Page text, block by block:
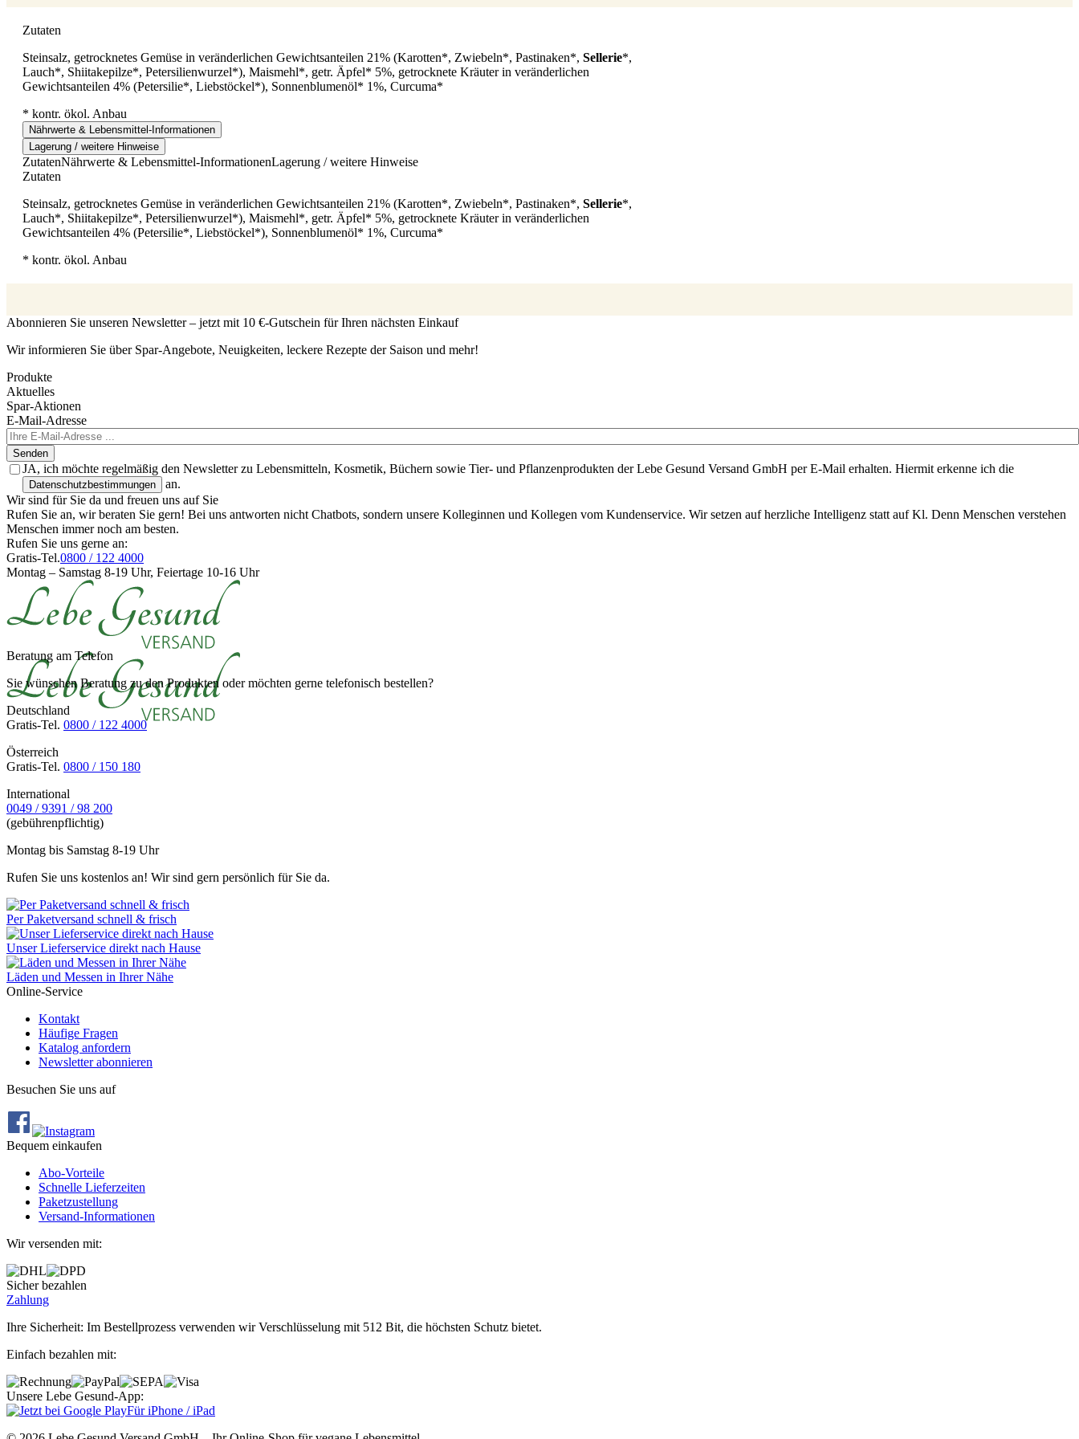
Zutaten
Steinsalz, getrocknetes Gemüse in veränderlichen Gewichtsanteilen 21% (Karotten*, Zwiebeln*, Pastinaken*, Sellerie*,
Lauch*, Shiitakepilze*, Petersilienwurzel*), Maismehl*, getr. Äpfel* 5%, getrocknete Kräuter in veränderlichen
Gewichtsanteilen 4% (Petersilie*, Liebstöckel*), Sonnenblumenöl* 1%, Curcuma*
* kontr. ökol. Anbau
Nährwerte & Lebensmittel-Informationen
Lagerung / weitere Hinweise
ZutatenNährwerte & Lebensmittel-InformationenLagerung / weitere Hinweise
Zutaten
Steinsalz, getrocknetes Gemüse in veränderlichen Gewichtsanteilen 21% (Karotten*, Zwiebeln*, Pastinaken*, Sellerie*,
Lauch*, Shiitakepilze*, Petersilienwurzel*), Maismehl*, getr. Äpfel* 5%, getrocknete Kräuter in veränderlichen
Gewichtsanteilen 4% (Petersilie*, Liebstöckel*), Sonnenblumenöl* 1%, Curcuma*
* kontr. ökol. Anbau
Abonnieren Sie unseren Newsletter – jetzt mit 10 €-Gutschein für Ihren nächsten Einkauf
Wir informieren Sie über Spar-Angebote, Neuigkeiten, leckere Rezepte der Saison und mehr!
Produkte
Aktuelles
Spar-Aktionen
E-Mail-Adresse
Senden
JA, ich möchte regelmäßig den Newsletter zu Lebensmitteln, Kosmetik, Büchern sowie Tier- und Pflanzenprodukten der Lebe Gesund Versand GmbH per E-Mail erhalten. Hiermit erkenne ich die
Datenschutzbestimmungen
an.
Wir sind für Sie da und freuen uns auf Sie
Rufen Sie an, wir beraten Sie gern! Bei uns antworten nicht Chatbots, sondern unsere Kolleginnen und Kollegen vom Kundenservice. Wir setzen auf herzliche Intelligenz statt auf Kl. Denn Menschen verstehen
Menschen immer noch am besten.
Rufen Sie uns gerne an:
Gratis-Tel.0800 / 122 4000
Montag – Samstag 8-19 Uhr, Feiertage 10-16 Uhr
Beratung am Telefon
Sie wünschen Beratung zu den Produkten oder möchten gerne telefonisch bestellen?
Deutschland
Gratis-Tel. 0800 / 122 4000
Österreich
Gratis-Tel. 0800 / 150 180
International
0049 / 9391 / 98 200
(gebührenpflichtig)
Montag bis Samstag 8-19 Uhr
Rufen Sie uns kostenlos an! Wir sind gern persönlich für Sie da.
Per Paketversand schnell & frisch
Unser Lieferservice direkt nach Hause
Läden und Messen in Ihrer Nähe
Online-Service
Kontakt
Häufige Fragen
Katalog anfordern
Newsletter abonnieren
Besuchen Sie uns auf
Bequem einkaufen
Abo‐Vorteile
Schnelle Lieferzeiten
Paketzustellung
Versand‐Informationen
Wir versenden mit:
Sicher bezahlen
Zahlung
Ihre Sicherheit: Im Bestellprozess verwenden wir Verschlüsselung mit 512 Bit, die höchsten Schutz bietet.
Einfach bezahlen mit:
Unsere Lebe Gesund-App:
Für iPhone / iPad